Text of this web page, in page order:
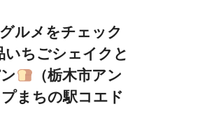
ルメをチェック
ちごシェイクと
（栃木市アン
まちの駅コエド